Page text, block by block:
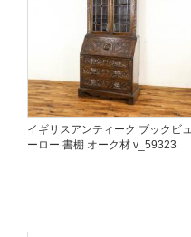
イギリスアンティーク ブックビュ
ーロー 書棚 オーク材 v_59323